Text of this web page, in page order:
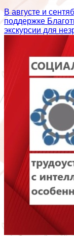
В августе и
поддержке
экскурсии для